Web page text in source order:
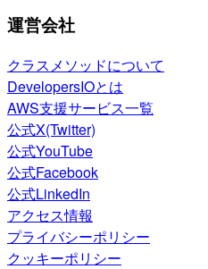
運営会社
クラスメソッドについて
DevelopersIOとは
AWS支援サービス一覧
公式X(Twitter)
公式YouTube
公式Facebook
公式LinkedIn
アクセス情報
プライバシーポリシー
クッキーポリシー